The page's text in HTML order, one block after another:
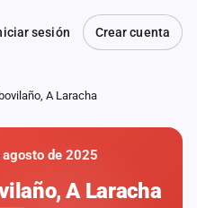
sesión Crear cuenta
A Laracha
de 2025
A Laracha